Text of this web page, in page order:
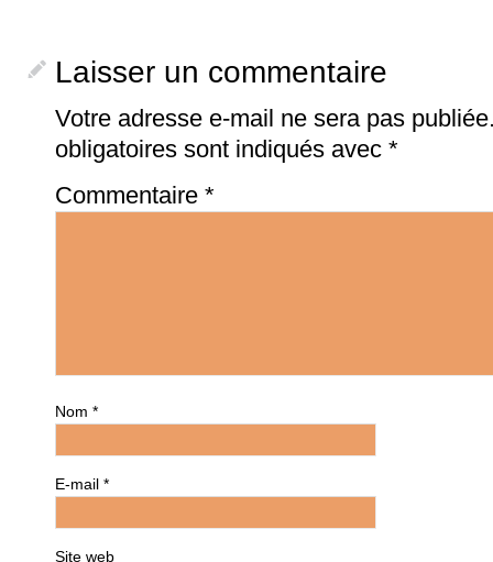
Laisser un commentaire
Votre adresse e-mail ne sera pas
obligatoires sont indiqués avec *
Commentaire *
Nom *
E-mail *
Site web